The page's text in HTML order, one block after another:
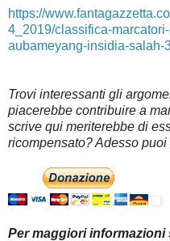
https://
4_2019/classifica-
aubameyang-insidia-salah-
Trovi interessanti gli
piacerebbe contribuire a
scrive qui meriterebbe di
ricompensato? Adesso puoi
Per maggiori